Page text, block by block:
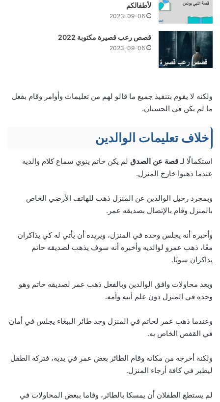
لأطفالكم
2023-09-06
قصص رعب قصيرة مكتوبة 2022
2023-09-06
ولكنه لا يقوم بتنفيذ جميع ما قالو لهم من تعليمات وأوامر وقام بفعل
ما لم يكن في الحسبان.
خلاف تعليمات الوالدين
استكمالًا لـقصة عن الصدق لم يكن حاتم ينوي سماع كلام والديه
عندما ذهبوا خارج المنزل.
وبمجرد رحيل الوالدين عن المنزل ذهب للهاتف الأرضي الخاص
بالمنزل وقام بالإتصال بصديقه عمر.
وأخبره أنه يجلس وحده في المنزل، ويريده أن يأتي له كي يذاكران
معًا، ذهب عمرو لوالديه وأخبره أنه سوف يذهب لصديقه حاتم
يذاكران سويًا.
وبعد محاولات وافق الوالدين وبالفعل ذهب عمر لصديقه حاتم وهو
وحده في المنزل دون علم أبيه وأمه.
وعندما ذهب عمر لحاتم في المنزل وجد طائر الببغاء يجلس في أمان
في القفص الخاص به.
ولكنه أخرجه من مكانه وقام الطائر بعض عمر في يديه، فتركه الطفل
ليطير في كافة أرجاء المنزل.
لم يستطع الطفلان أن يمسكا بالطائر، وقاما ببعض المحاولات في